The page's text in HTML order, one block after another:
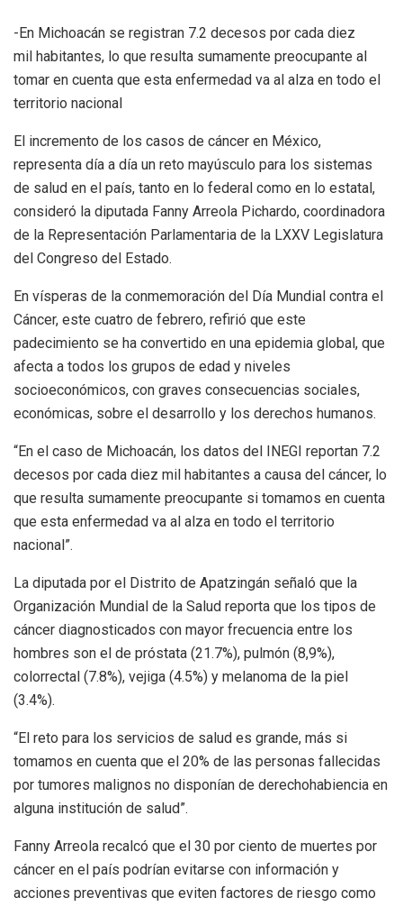
-En Michoacán se registran 7.2 decesos por cada diez
mil habitantes, lo que resulta sumamente preocupante al
tomar en cuenta que esta enfermedad va al alza en todo el
territorio nacional
El incremento de los casos de cáncer en México,
representa día a día un reto mayúsculo para los sistemas
de salud en el país, tanto en lo federal como en lo estatal,
consideró la diputada Fanny Arreola Pichardo, coordinadora
de la Representación Parlamentaria de la LXXV Legislatura
del Congreso del Estado.
En vísperas de la conmemoración del Día Mundial contra el
Cáncer, este cuatro de febrero, refirió que este
padecimiento se ha convertido en una epidemia global, que
afecta a todos los grupos de edad y niveles
socioeconómicos, con graves consecuencias sociales,
económicas, sobre el desarrollo y los derechos humanos.
“En el caso de Michoacán, los datos del INEGI reportan 7.2
decesos por cada diez mil habitantes a causa del cáncer, lo
que resulta sumamente preocupante si tomamos en cuenta
que esta enfermedad va al alza en todo el territorio
nacional”.
La diputada por el Distrito de Apatzingán señaló que la
Organización Mundial de la Salud reporta que los tipos de
cáncer diagnosticados con mayor frecuencia entre los
hombres son el de próstata (21.7%), pulmón (8,9%),
colorrectal (7.8%), vejiga (4.5%) y melanoma de la piel
(3.4%).
“El reto para los servicios de salud es grande, más si
tomamos en cuenta que el 20% de las personas fallecidas
por tumores malignos no disponían de derechohabiencia en
alguna institución de salud”.
Fanny Arreola recalcó que el 30 por ciento de muertes por
cáncer en el país podrían evitarse con información y
acciones preventivas que eviten factores de riesgo como